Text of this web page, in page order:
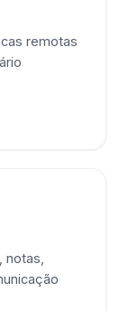
remotas
notas,